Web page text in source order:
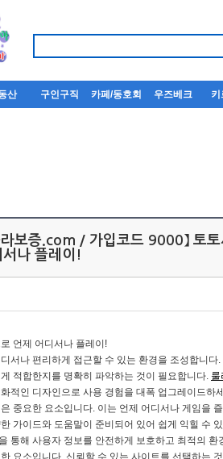
산 구인구직 카페/동호회 우즈베크 키
라보증.com / 가입코드 9000】 토
나 플레이!
언제 어디서나 플레이!
서나 편리하게 접근할 수 있는 환경을 조성합니다.
적합한지를 명확히 파악하는 것이 필요합니다. 룰
적인 디자인으로 사용 경험을 대폭 업그레이드하
중요한 요소입니다. 이는 언제 어디서나 게임을
가이드와 도움말이 준비되어 있어 쉽게 익힐 수
통해 사용자 정보를 안전하게 보호하고 최적의 환
요소입니다. 신뢰할 수 있는 사이트를 선택하는